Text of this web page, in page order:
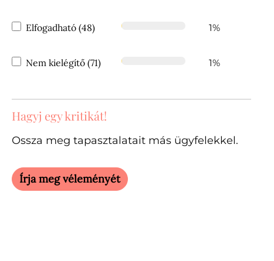
Elfogadható (48) 1%
Nem kielégítő (71) 1%
Hagyj egy kritikát!
Ossza meg tapasztalatait más ügyfelekkel.
Írja meg véleményét